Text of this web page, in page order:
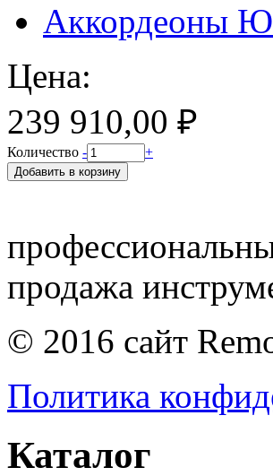
Аккордеоны
Цена:
239 910,00 ₽
Количество - +
продажа
© 2016 сайт
Политика
Каталог